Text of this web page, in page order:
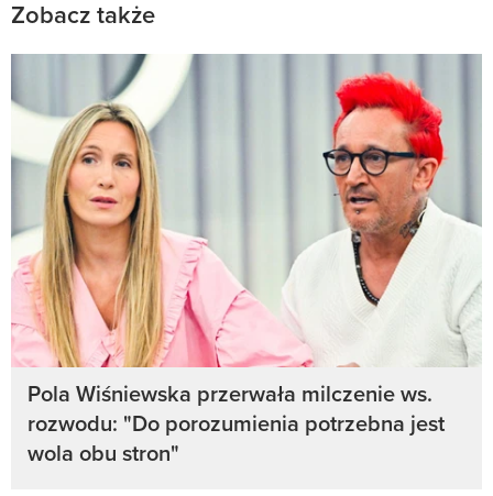
Zobacz także
Pola Wiśniewska przerwała milczenie ws.
rozwodu: "Do porozumienia potrzebna jest
wola obu stron"